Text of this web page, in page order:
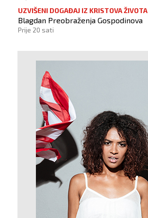
UZVIŠENI DOGAĐAJ IZ KRISTOVA ŽIVOTA
Blagdan Preobraženja Gospodinova
Prije 20 sati